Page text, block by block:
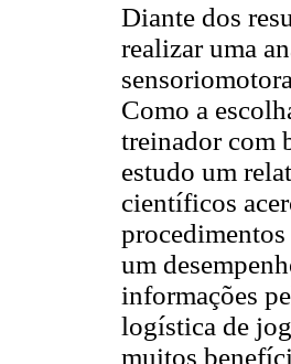
Diante dos
realizar uma
Como a
treinador com
estudo um
científicos
procedimentos
um
informações
logística de
muitos